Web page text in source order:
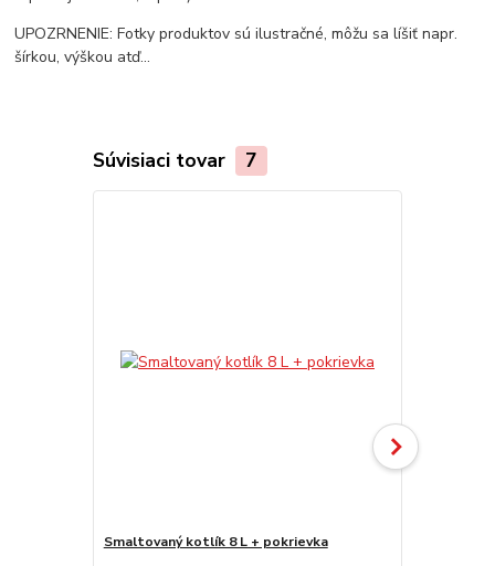
UPOZRNENIE: Fotky produktov sú ilustračné, môžu sa líšiť napr.
šírkou, výškou atď...
Súvisiaci tovar 7
Smaltovaný kotlík 8 L + pokrievka